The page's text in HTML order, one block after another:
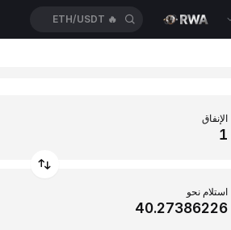
🔥
ETH/USDT
الإنفاق
استلام نحو